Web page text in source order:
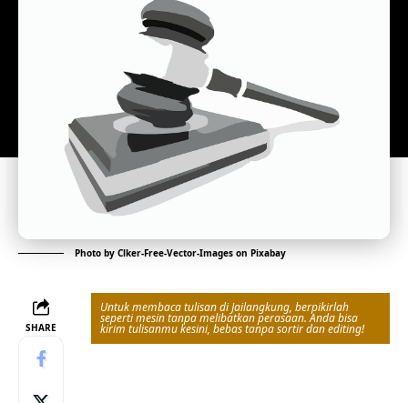
Photo by Clker-Free-Vector-Images on Pixabay
SHARE
Untuk membaca tulisan di Jailangkung, berpikirlah
seperti mesin tanpa melibatkan perasaan. Anda bisa
kirim tulisanmu kesini, bebas tanpa sortir dan editing!